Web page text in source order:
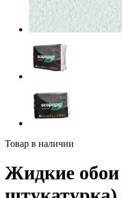
Товар в наличии
Жидкие обои